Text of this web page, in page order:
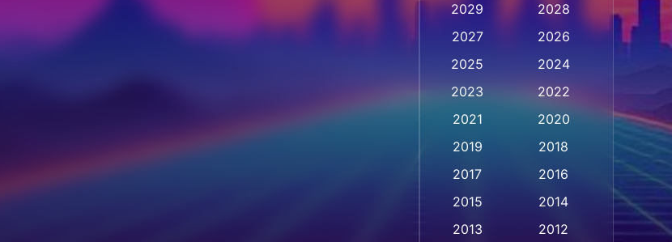
Animation การ์ตูน
Animation อนิเมชั่น(1)
Animation แอนิเมชัน(1)
Anthology (2)
2029
2028
2027
2026
2025
2024
2023
2022
2021
2020
2019
2018
2017
2016
2015
2014
2013
2012